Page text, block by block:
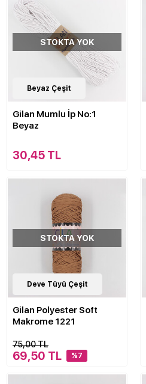
STOKTA YOK
Beyaz Çeşit
Gilan Mumlu İp No:1
Beyaz
30,45 TL
30Çeşit
STOKTA YOK
Deve Tüyü Çeşit
Gilan Polyester Soft
Makrome 1221
75,00 TL
69,50 TL %7